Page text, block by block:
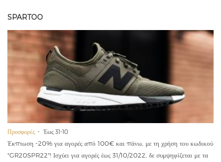
SPARTOO
Προσφορές Έως 31-10
Έκπτωση -20% για αγορές από 100€ και πάνω, με τη χρήση του κωδικού
"GR20SPR22"! Ισχύει για αγορές έως 31/10/2022, δε συμψηφίζεται με τα